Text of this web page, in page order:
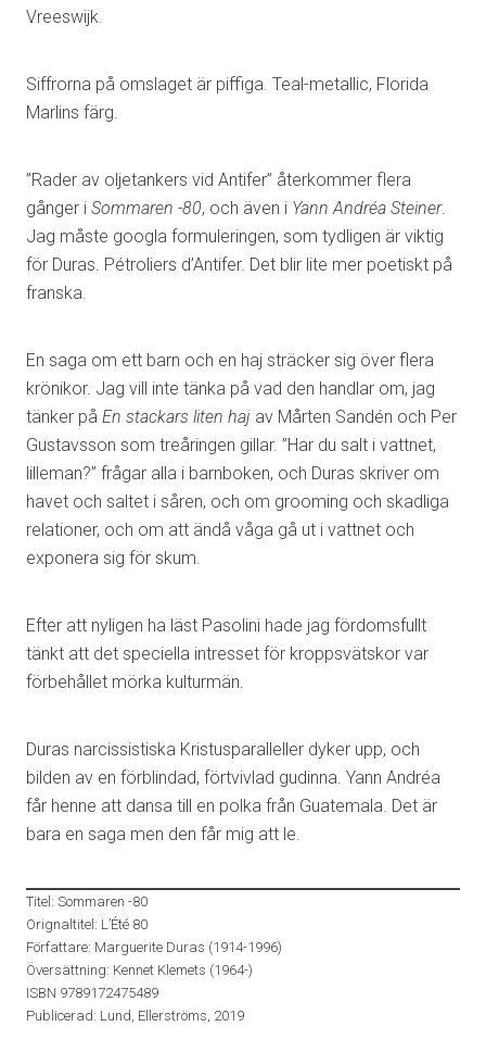
Vreeswijk.
Siffrorna på omslaget är piffiga. Teal-metallic, Florida
Marlins färg.
”Rader av oljetankers vid Antifer” återkommer flera
gånger i Sommaren -80, och även i Yann Andréa Steiner.
Jag måste googla formuleringen, som tydligen är viktig
för Duras. Pétroliers d’Antifer. Det blir lite mer poetiskt på
franska.
En saga om ett barn och en haj sträcker sig över flera
krönikor. Jag vill inte tänka på vad den handlar om, jag
tänker på En stackars liten haj av Mårten Sandén och Per
Gustavsson som treåringen gillar. ”Har du salt i vattnet,
lilleman?” frågar alla i barnboken, och Duras skriver om
havet och saltet i såren, och om grooming och skadliga
relationer, och om att ändå våga gå ut i vattnet och
exponera sig för skum.
Efter att nyligen ha läst Pasolini hade jag fördomsfullt
tänkt att det speciella intresset för kroppsvätskor var
förbehållet mörka kulturmän.
Duras narcissistiska Kristusparalleller dyker upp, och
bilden av en förblindad, förtvivlad gudinna. Yann Andréa
får henne att dansa till en polka från Guatemala. Det är
bara en saga men den får mig att le.
Titel: Sommaren -80
Orignaltitel: L’Été 80
Författare: Marguerite Duras (1914-1996)
Översättning: Kennet Klemets (1964-)
ISBN 9789172475489
Publicerad: Lund, Ellerströms, 2019